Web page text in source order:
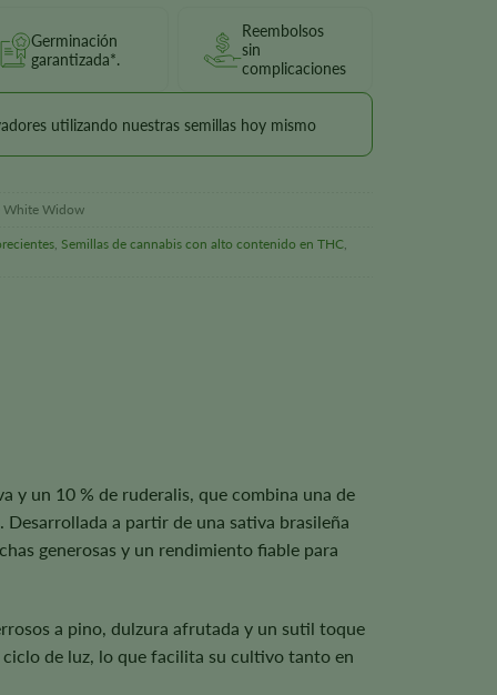
Germinación
garantizada*.
Reembolsos
sin
complicaciones
utilizando nuestras semillas hoy mismo
White Widow
, Semillas de cannabis con alto contenido en THC,
y un 10 % de ruderalis, que combina una de
a partir de una sativa brasileña
generosas y un rendimiento fiable para
a pino, dulzura afrutada y un sutil toque
ciclo de luz, lo que facilita su cultivo tanto en